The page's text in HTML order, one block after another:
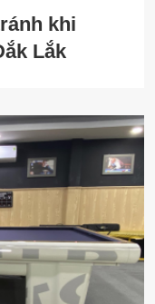
khi
Lắk